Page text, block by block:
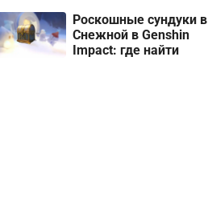
Роскошные сундуки в
Снежной в Genshin
Impact: где найти